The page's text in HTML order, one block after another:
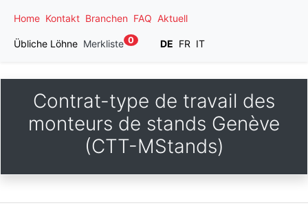
Home Kontakt Branchen FAQ Aktuell
Übliche Löhne Merkliste 0 DE FR IT
Contrat-type de travail des
monteurs de stands Genève
(CTT-MStands)